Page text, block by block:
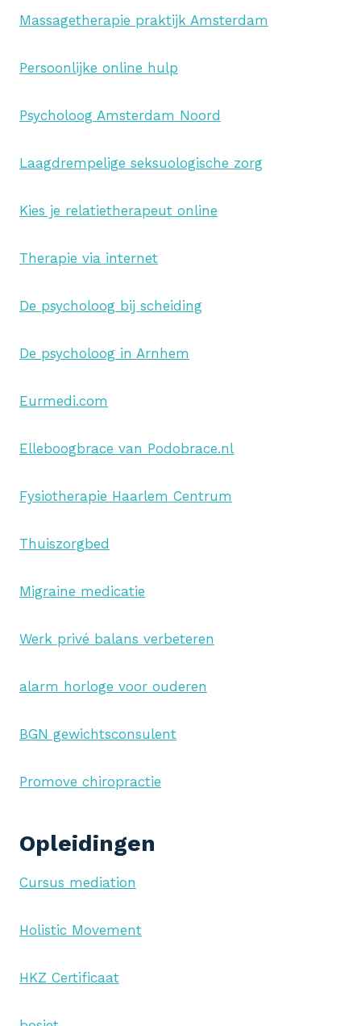
Massagetherapie praktijk Amsterdam
Persoonlijke online hulp
Psycholoog Amsterdam Noord
Laagdrempelige seksuologische zorg
Kies je relatietherapeut online
Therapie via internet
De psycholoog bij scheiding
De psycholoog in Arnhem
Eurmedi.com
Elleboogbrace van Podobrace.nl
Fysiotherapie Haarlem Centrum
Thuiszorgbed
Migraine medicatie
Werk privé balans verbeteren
alarm horloge voor ouderen
BGN gewichtsconsulent
Promove chiropractie
Opleidingen
Cursus mediation
Holistic Movement
HKZ Certificaat